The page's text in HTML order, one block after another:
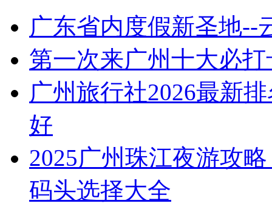
广东省内度假新圣地--
第一次来广州十大必
广州旅行社2026最新
好
2025广州珠江夜游攻
码头选择大全